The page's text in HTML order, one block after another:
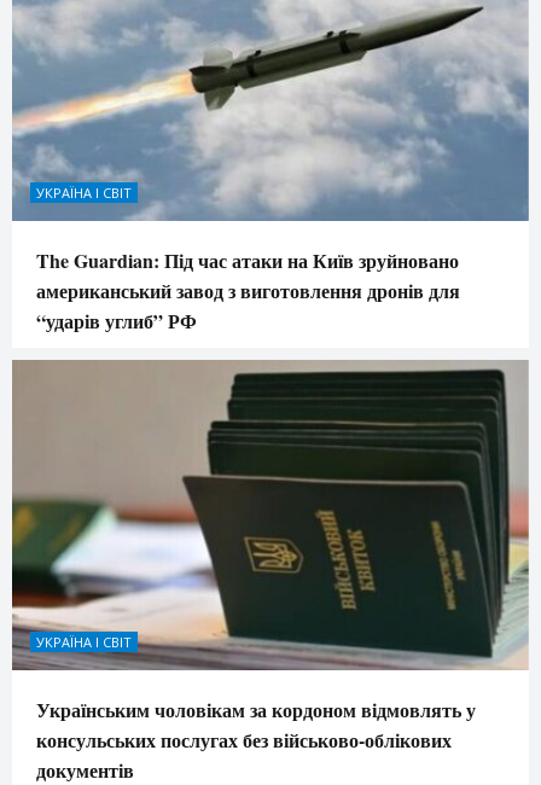
УКРАЇНА І СВІТ
The Guardian: Під час атаки на Київ зруйновано
американський завод з виготовлення дронів для
“ударів углиб” РФ
УКРАЇНА І СВІТ
Українським чоловікам за кордоном відмовлять у
консульських послугах без військово-облікових
документів